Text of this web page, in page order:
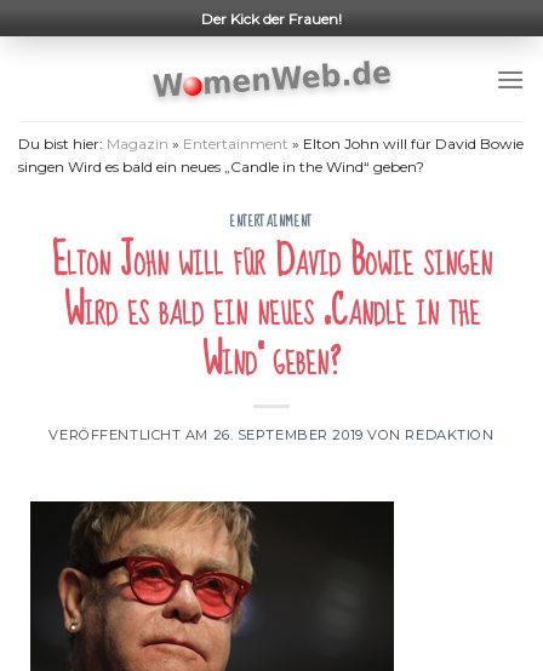
to
Der Kick der Frauen!
Du bist hier: Magazin » Entertainment » Elton John will für David Bowie
singen Wird es bald ein neues „Candle in the Wind“ geben?
ENTERTAINMENT
Elton John will für David Bowie singen
Wird es bald ein neues „Candle in the
Wind“ geben?
VERÖFFENTLICHT AM 26. SEPTEMBER 2019 VON REDAKTION